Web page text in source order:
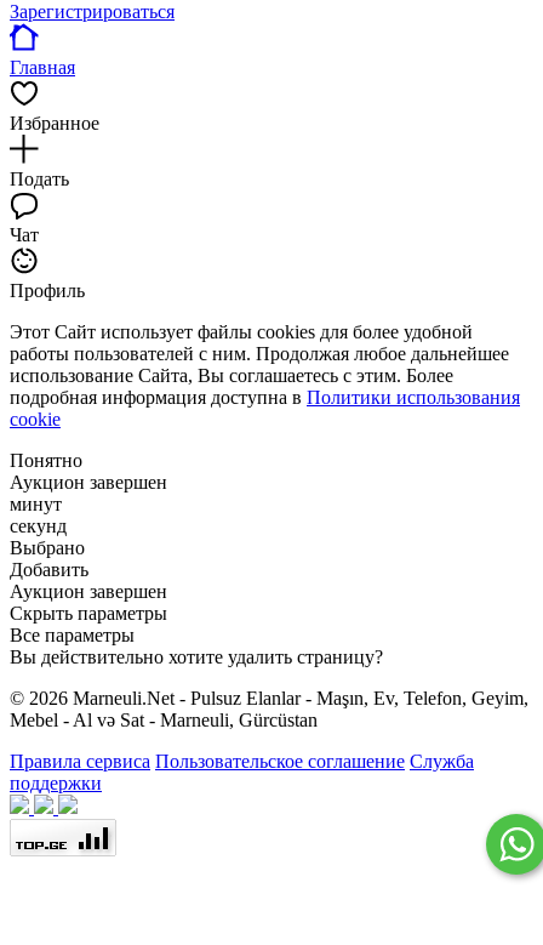
Зарегистрироваться
Главная
Избранное
Подать
Чат
Профиль
Этот Сайт использует файлы cookies для более удобной
работы пользователей с ним. Продолжая любое дальнейшее
использование Сайта, Вы соглашаетесь с этим. Более
подробная информация доступна в Политики использования
cookie
Понятно
Аукцион завершен
минут
секунд
Выбрано
Добавить
Аукцион завершен
Скрыть параметры
Все параметры
Вы действительно хотите удалить страницу?
© 2026 Marneuli.Net - Pulsuz Elanlar - Maşın, Ev, Telefon, Geyim,
Mebel - Al və Sat - Marneuli, Gürcüstan
Правила сервиса Пользовательское соглашение Служба
поддержки